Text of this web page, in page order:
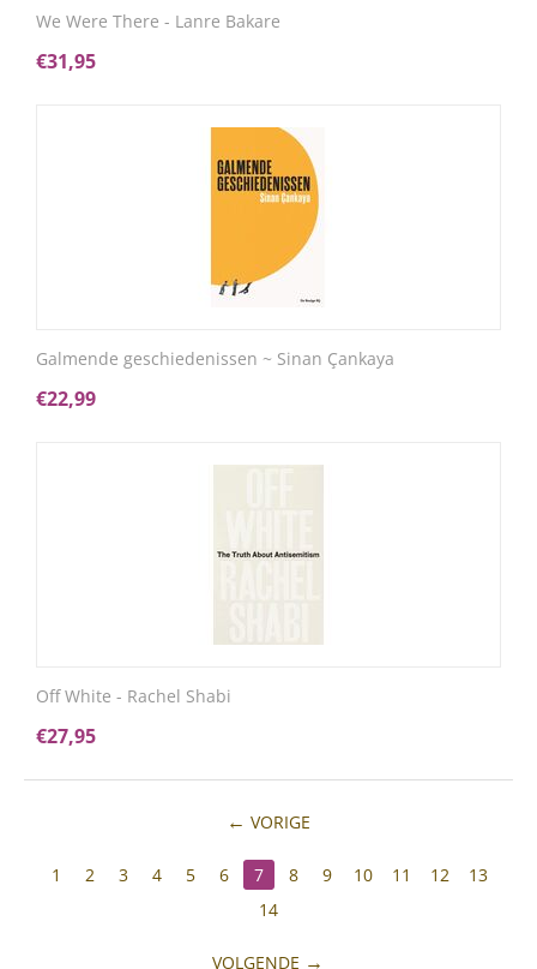
We Were There - Lanre Bakare
€31,95
Galmende geschiedenissen ~ Sinan Çankaya
€22,99
Off White - Rachel Shabi
€27,95
VORIGE
1 2 3 4 5 6 7 8 9 10 11 12
13
14
VOLGENDE